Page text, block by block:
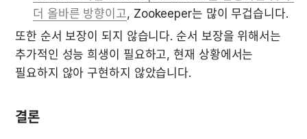
더 올바른 방향이고, Zookeeper는 많이 무겁습니다.
또한 순서 보장이 되지 않습니다. 순서 보장을 위해서는
추가적인 성능 희생이 필요하고, 현재 상황에서는
필요하지 않아 구현하지 않았습니다.
결론